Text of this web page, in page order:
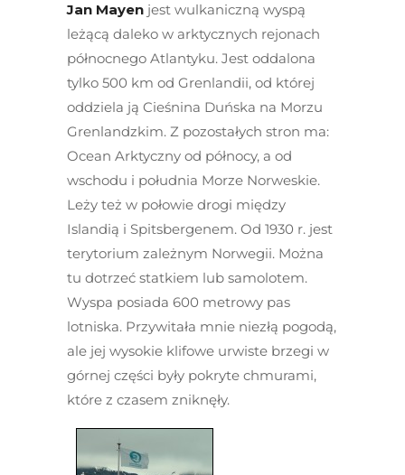
Jan Mayen jest wulkaniczną wyspą
leżącą daleko w arktycznych rejonach
północnego Atlantyku. Jest oddalona
tylko 500 km od Grenlandii, od której
oddziela ją Cieśnina Duńska na Morzu
Grenlandzkim. Z pozostałych stron ma:
Ocean Arktyczny od północy, a od
wschodu i południa Morze Norweskie.
Leży też w połowie drogi między
Islandią i Spitsbergenem. Od 1930 r. jest
terytorium zależnym Norwegii. Można
tu dotrzeć statkiem lub samolotem.
Wyspa posiada 600 metrowy pas
lotniska. Przywitała mnie niezłą pogodą,
ale jej wysokie klifowe urwiste brzegi w
górnej części były pokryte chmurami,
które z czasem zniknęły.